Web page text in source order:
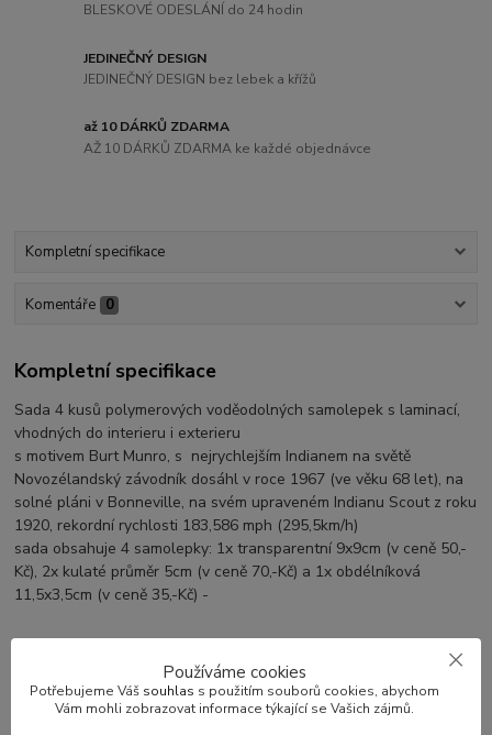
BLESKOVÉ ODESLÁNÍ do 24 hodin
JEDINEČNÝ DESIGN
JEDINEČNÝ DESIGN bez lebek a křížů
až 10 DÁRKŮ ZDARMA
AŽ 10 DÁRKŮ ZDARMA ke každé objednávce
Kompletní specifikace
Komentáře 0
Kompletní specifikace
Sada 4 kusů polymerových voděodolných samolepek s laminací,
vhodných do interieru i exterieru
s motivem Burt Munro, s nejrychlejším Indianem na světě
Novozélandský závodník dosáhl v roce 1967 (ve věku 68 let), na
solné pláni v Bonneville, na svém upraveném Indianu Scout z roku
1920, rekordní rychlosti 183,586 mph (295,5km/h)
sada obsahuje 4 samolepky: 1x transparentní 9x9cm (v ceně 50,-
Kč), 2x kulaté průměr 5cm (v ceně 70,-Kč) a 1x obdélníková
11,5x3,5cm (v ceně 35,-Kč) -
Zboží zařazeno v kategoriích
Používáme cookies
Potřebujeme Váš souhlas s použitím souborů cookies, abychom
Vám mohli zobrazovat informace týkající se Vašich zájmů.